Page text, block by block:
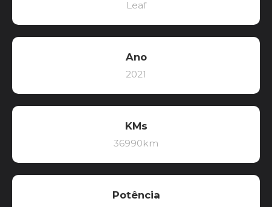
Leaf
Ano
2021
KMs
36990km
Potência